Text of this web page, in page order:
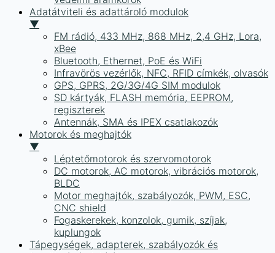
Adatátviteli és adattároló modulok
▼
FM rádió, 433 MHz, 868 MHz, 2,4 GHz, Lora,
xBee
Bluetooth, Ethernet, PoE és WiFi
Infravörös vezérlők, NFC, RFID címkék, olvasók
GPS, GPRS, 2G/3G/4G SIM modulok
SD kártyák, FLASH memória, EEPROM,
regiszterek
Antennák, SMA és IPEX csatlakozók
Motorok és meghajtók
▼
Léptetőmotorok és szervomotorok
DC motorok, AC motorok, vibrációs motorok,
BLDC
Motor meghajtók, szabályozók, PWM, ESC,
CNC shield
Fogaskerekek, konzolok, gumik, szíjak,
kuplungok
Tápegységek, adapterek, szabályozók és